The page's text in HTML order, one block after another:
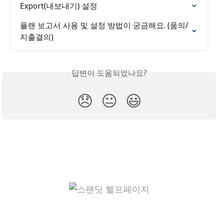
Export(내보내기) 설정
플랜 보고서 사용 및 설정 방법이 궁금해요. (품의/
지출결의)
답변이 도움되었나요?
😞 😐 😃